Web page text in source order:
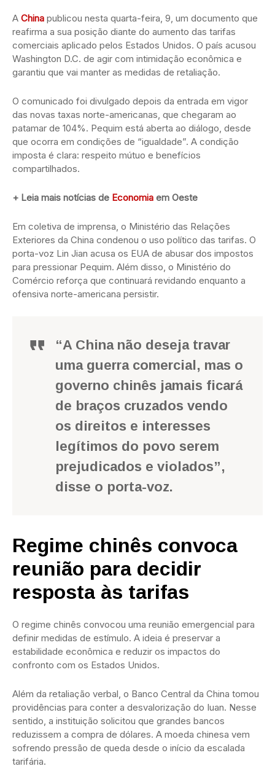
A China publicou nesta quarta-feira, 9, um documento que
reafirma a sua posição diante do aumento das tarifas
comerciais aplicado pelos Estados Unidos. O país acusou
Washington D.C. de agir com intimidação econômica e
garantiu que vai manter as medidas de retaliação.
O comunicado foi divulgado depois da entrada em vigor
das novas taxas norte-americanas, que chegaram ao
patamar de 104%. Pequim está aberta ao diálogo, desde
que ocorra em condições de “igualdade”. A condição
imposta é clara: respeito mútuo e benefícios
compartilhados.
+ Leia mais notícias de Economia em Oeste
Em coletiva de imprensa, o Ministério das Relações
Exteriores da China condenou o uso político das tarifas. O
porta-voz Lin Jian acusa os EUA de abusar dos impostos
para pressionar Pequim. Além disso, o Ministério do
Comércio reforça que continuará revidando enquanto a
ofensiva norte-americana persistir.
“A China não deseja travar
uma guerra comercial, mas o
governo chinês jamais ficará
de braços cruzados vendo
os direitos e interesses
legítimos do povo serem
prejudicados e violados”,
disse o porta-voz.
Regime chinês convoca
reunião para decidir
resposta às tarifas
O regime chinês convocou uma reunião emergencial para
definir medidas de estímulo. A ideia é preservar a
estabilidade econômica e reduzir os impactos do
confronto com os Estados Unidos.
Além da retaliação verbal, o Banco Central da China tomou
providências para conter a desvalorização do Iuan. Nesse
sentido, a instituição solicitou que grandes bancos
reduzissem a compra de dólares. A moeda chinesa vem
sofrendo pressão de queda desde o início da escalada
tarifária.